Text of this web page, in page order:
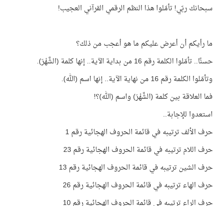
سبحانك ربّي! تأمّلوا هذا النظم الرقمي القرآني العجيب!
ما رأيكم أن أعرض عليكم ما هو أعجب من ذلك؟
حسنًا.. تأمّلوا الكلمة رقم 16 من بداية الآية.. إنها كلمة (الشَّهْرَ).
وتأمّلوا الكلمة رقم 16 من نهاية الآية.. إنها اسم (الله).
فما العلاقة بين كلمة (الشَّهْرَ) واسم (الله)؟!
استعدوا للإجابة..
حرف الألف ترتيبه في قائمة الحروف الهجائية رقم 1
حرف اللام ترتيبه في قائمة الحروف الهجائية رقم 23
حرف الشين ترتيبه في قائمة الحروف الهجائية رقم 13
حرف الهاء ترتيبه في قائمة الحروف الهجائية رقم 26
حرف الراء ترتيبه في قائمة الحروف الهجائية رقم 10